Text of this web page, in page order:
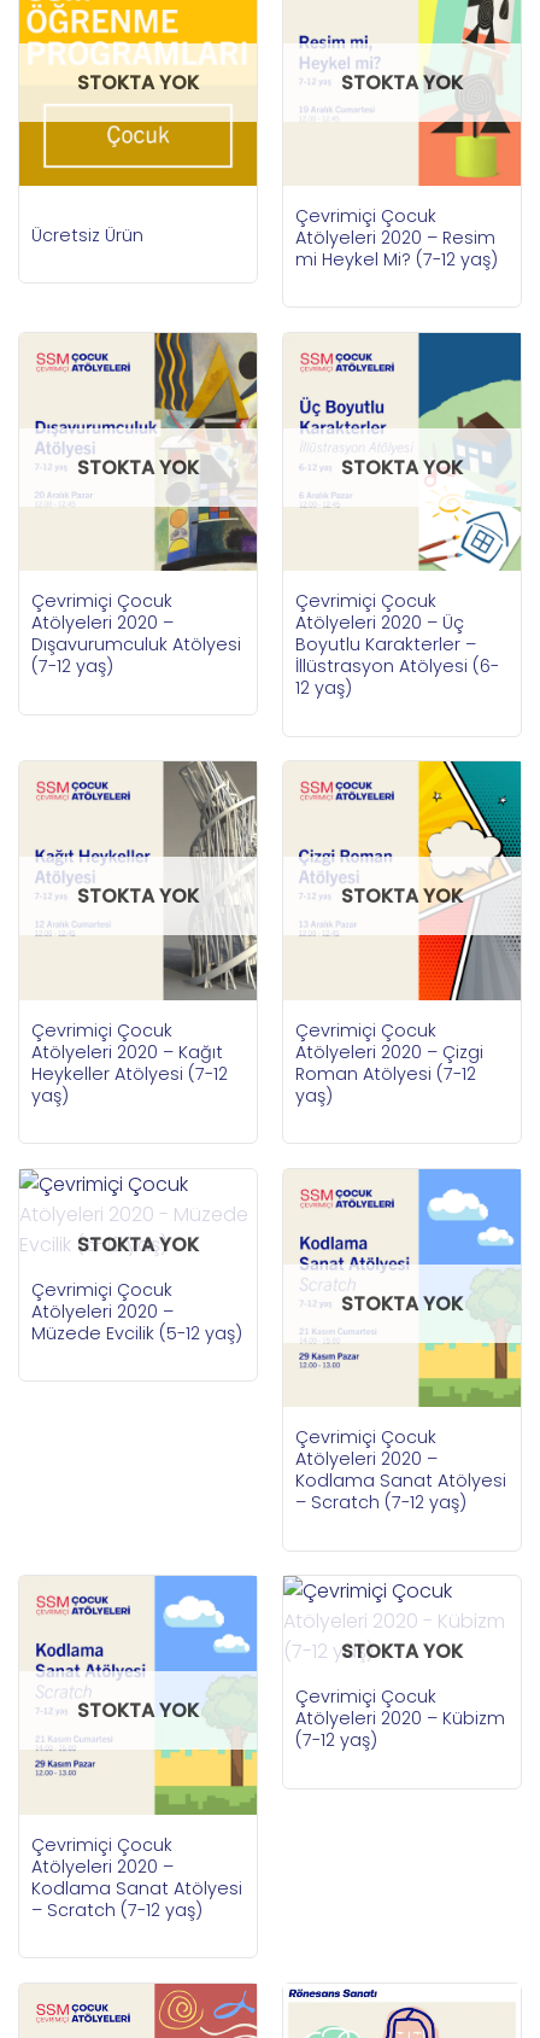
STOKTA YOK
Ücretsiz Ürün
STOKTA YOK
Çevrimiçi Çocuk
Atölyeleri 2020 – Resim
mi Heykel Mi? (7-12 yaş)
STOKTA YOK
Çevrimiçi Çocuk
Atölyeleri 2020 –
Dışavurumculuk Atölyesi
(7-12 yaş)
STOKTA YOK
Çevrimiçi Çocuk
Atölyeleri 2020 – Üç
Boyutlu Karakterler –
İllüstrasyon Atölyesi (6-
12 yaş)
STOKTA YOK
Çevrimiçi Çocuk
Atölyeleri 2020 – Kağıt
Heykeller Atölyesi (7-12
yaş)
STOKTA YOK
Çevrimiçi Çocuk
Atölyeleri 2020 – Çizgi
Roman Atölyesi (7-12
yaş)
STOKTA YOK
Çevrimiçi Çocuk
Atölyeleri 2020 –
Müzede Evcilik (5-12 yaş)
STOKTA YOK
Çevrimiçi Çocuk
Atölyeleri 2020 –
Kodlama Sanat Atölyesi
– Scratch (7-12 yaş)
STOKTA YOK
Çevrimiçi Çocuk
Atölyeleri 2020 –
Kodlama Sanat Atölyesi
– Scratch (7-12 yaş)
STOKTA YOK
Çevrimiçi Çocuk
Atölyeleri 2020 – Kübizm
(7-12 yaş)